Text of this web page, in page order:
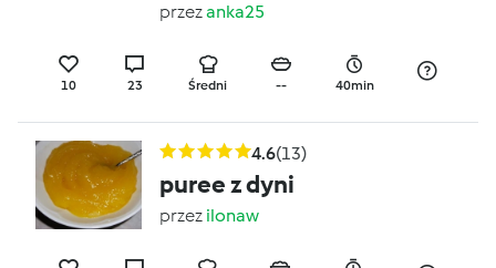
;o)
przezanka25
10 23 Średni -- 40min
4.6(13)
puree z dyni
przez ilonaw